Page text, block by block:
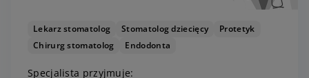
Lekarz stomatolog Stomatolog dziecięcy
Protetyk
Chirurg stomatolog
Endodonta
Specjalista przyjmuje: